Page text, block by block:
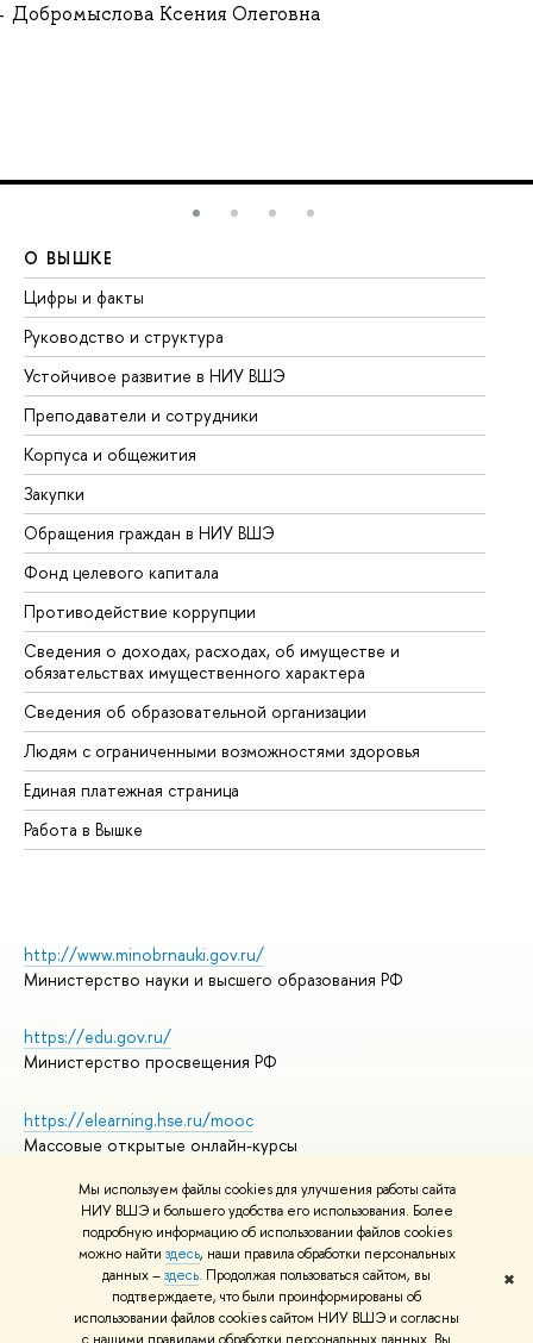
Мы используем файлы cookies для улучшения работы сайта
НИУ ВШЭ и большего удобства его использования. Более
подробную информацию об использовании файлов cookies
можно найти здесь, наши правила обработки персональных
данных –здесь. Продолжая пользоваться сайтом, вы
подтверждаете, что были проинформированы об
использовании файлов cookies сайтом НИУ ВШЭ и согласны
✖
Добромыслова Ксения Олеговна
О ВЫШКЕ
Цифры и факты
Руководство и структура
Устойчивое развитие в НИУ ВШЭ
Преподаватели и сотрудники
Корпуса и общежития
Закупки
Обращения граждан в НИУ ВШЭ
Фонд целевого капитала
Противодействие коррупции
Сведения о доходах, расходах, об имуществе и
обязательствах имущественного характера
Сведения об образовательной организации
Людям с ограниченными возможностями здоровья
Единая платежная страница
Работа в Вышке
http://www.minobrnauki.gov.ru/
Министерство науки и высшего образования РФ
https://edu.gov.ru/
Министерство просвещения РФ
https://elearning.hse.ru/mooc
Массовые открытые онлайн-курсы
© НИУ ВШЭ 1993–2026
Адреса и контакты
Условия использования материалов
Политика конфиденциальности
Правила применения рекомендательных технологий в НИУ ВШЭ